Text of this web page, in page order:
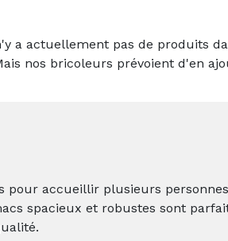
a actuellement pas de produits
nos bricoleurs prévoient d'en
pour accueillir plusieurs
spacieux et robustes sont